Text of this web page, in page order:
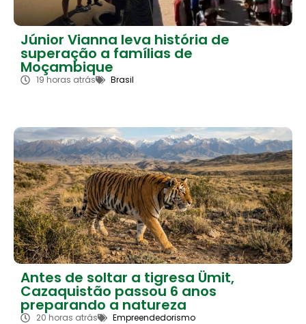
Júnior Vianna leva história de
superação a famílias de
Moçambique
19 horas atrás Brasil
Antes de soltar a tigresa Ümit,
Cazaquistão passou 6 anos
preparando a natureza
20 horas atrás Empreendedorismo